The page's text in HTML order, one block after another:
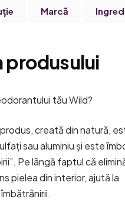
Marcă
produsului
tău Wild?
creată din natură,
sau aluminiu și este
Pe lângă faptul că
pielea din interior, ajută la